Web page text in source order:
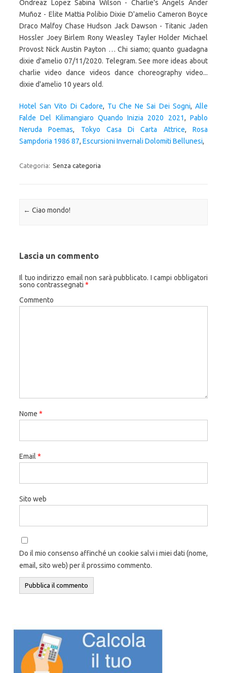
Ondreaz Lopez Sabina Wilson - Charlie's Angels Ander
Muñoz - Elite Mattia Polibio Dixie D'amelio Cameron Boyce
Draco Malfoy Chase Hudson Jack Dawson - Titanic Jaden
Hossler Joey Birlem Rony Weasley Tayler Holder Michael
Provost Nick Austin Payton … Chi siamo; quanto guadagna
dixie d'amelio 07/11/2020. Telegram. See more ideas about
charlie video dance videos dance choreography video...
dixie d'amelio 10 years old.
Hotel San Vito Di Cadore, Tu Che Ne Sai Dei Sogni,Alle
Falde Del Kilimangiaro Quando Inizia 2020 2021,Pablo
Neruda Poemas, Tokyo Casa Di Carta Attrice,Rosa
Sampdoria 1986 87, Escursioni Invernali Dolomiti Bellunesi,
Categoria: Senza categoria
Navigazione articolo
← Ciao mondo!
Lascia un commento
Il tuo indirizzo email non sarà pubblicato. I campi obbligatori
sono contrassegnati *
Commento
Nome *
Email *
Sito web
Do il mio consenso affinché un cookie salvi i miei dati (nome,
email, sito web) per il prossimo commento.